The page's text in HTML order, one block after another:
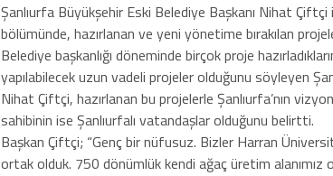
Şanlıurfa Büyükşehir Eski Belediye Başkanı Nihat
bölümünde, hazırlanan ve yeni yönetime bırakılan
Belediye başkanlığı döneminde birçok proje
yapılabilecek uzun vadeli projeler olduğunu söyleyen
Nihat Çiftçi, hazırlanan bu projelerle Şanlıurfa’nın
sahibinin ise Şanlıurfalı vatandaşlar olduğunu belirtti.
Başkan Çiftçi; “Genç bir nüfusuz. Bizler Harran
ortak olduk. 750 dönümlük kendi ağaç üretim